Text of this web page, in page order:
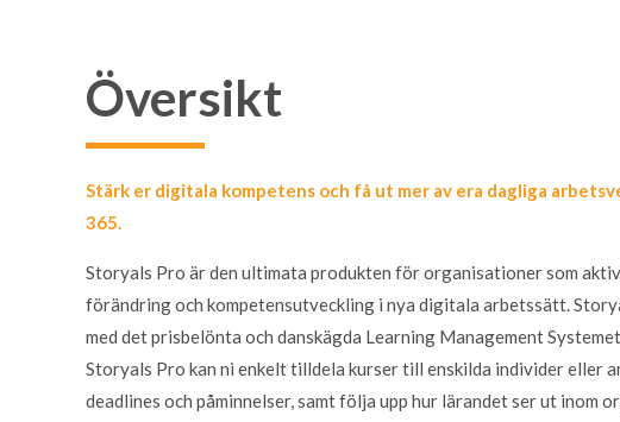
Översikt
Stärk er digitala kompetens och få ut mer av era dagliga
365.
Storyals Pro är den ultimata produkten för organisationer som
förändring och kompetensutveckling i nya digitala arbetssätt.
med det prisbelönta och danskägda Learning Management
Storyals Pro kan ni enkelt tilldela kurser till enskilda individer eller
deadlines och påminnelser, samt följa upp hur lärandet ser ut inom